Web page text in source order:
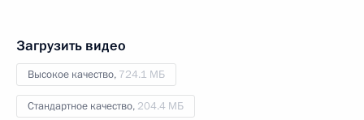
Загрузить видео
Высокое качество, 724.1 МБ
Стандартное качество, 204.4 МБ